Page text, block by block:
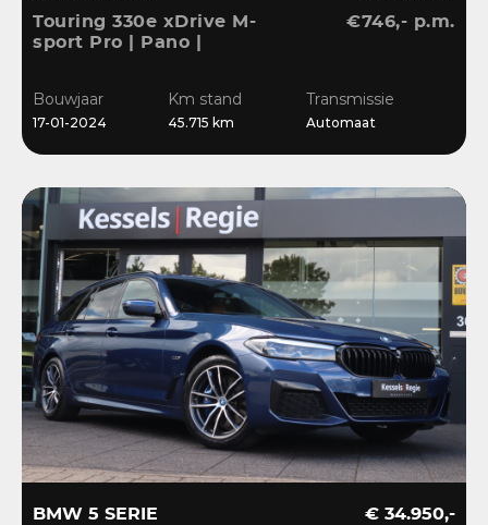
Touring 330e xDrive M-
sport Pro | Pano |
Ambient | Sensoren
€746,- p.m.
Bouwjaar
17-01-2024
Km stand
45.715 km
Transmissie
Automaat
BMW 5 SERIE
€ 34.950,-